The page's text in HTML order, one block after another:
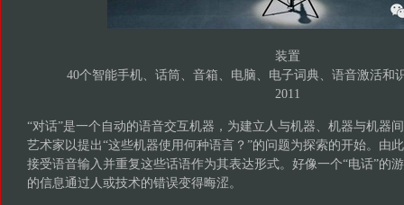
装置
40个智能手机、话筒、音箱、电脑、电子词典、语音激活和
2011
“对话”是一个自动的语音交互机器，为建立人与机器、机器与机器
艺术家以提出“这些机器使用何种语言？”的问题为探索的开始。由
接受语音输入并重复这些话语作为其表达形式。好像一个“电话”的
的信息通过人或技术的错误变得晦涩。